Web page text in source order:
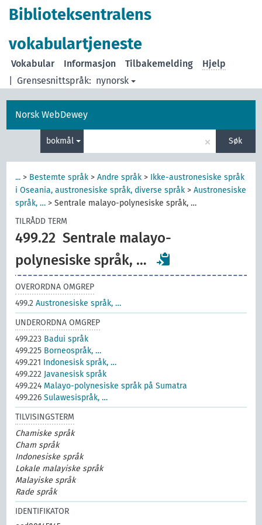
Biblioteksentralens
vokabulartjeneste
Grensesnittspråk: nynorsk
Vokabular Informasjon Tilbakemelding Hjelp
Norsk WebDewey
bokmål × Søk
... > Bestemte språk >Andre språk > Ikke-austronesiske språk
i Oseania, austronesiske språk, diverse språk >Austronesiske
språk, … >Sentrale malayo-polynesiske språk, …
TILRÅDD TERM
499.22 Sentrale malayo-
polynesiske språk, …
OVERORDNA OMGREP
499.2Austronesiske språk, …
UNDERORDNA OMGREP
499.223 Badui språk
499.225 Borneospråk, …
499.221 Indonesisk språk, …
499.222 Javanesisk språk
499.224 Malayo-polynesiske språk på Sumatra
499.226Sulawesispråk, …
TILVISINGSTERM
Chamiske språk
Cham språk
Indonesiske språk
Lokale malayiske språk
Malayiske språk
Rade språk
IDENTIFIKATOR